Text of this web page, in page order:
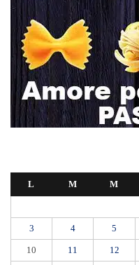
L M M
3 4 5
10 11 12